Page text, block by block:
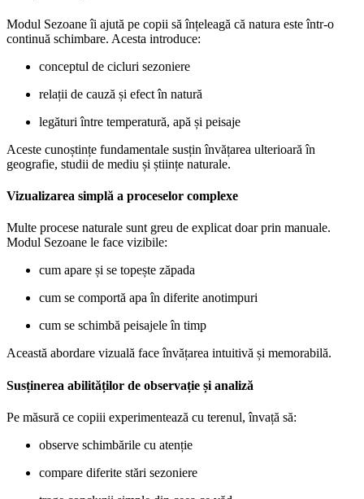
Modul Sezoane îi ajută pe copii să înțeleagă că natura este într-o
continuă schimbare. Acesta introduce:
conceptul de cicluri sezoniere
relații de cauză și efect în natură
legături între temperatură, apă și peisaje
Aceste cunoștințe fundamentale susțin învățarea ulterioară în
geografie, studii de mediu și științe naturale.
Vizualizarea simplă a proceselor complexe
Multe procese naturale sunt greu de explicat doar prin manuale.
Modul Sezoane le face vizibile:
cum apare și se topește zăpada
cum se comportă apa în diferite anotimpuri
cum se schimbă peisajele în timp
Această abordare vizuală face învățarea intuitivă și memorabilă.
Susținerea abilităților de observație și analiză
Pe măsură ce copiii experimentează cu terenul, învață să:
observe schimbările cu atenție
compare diferite stări sezoniere